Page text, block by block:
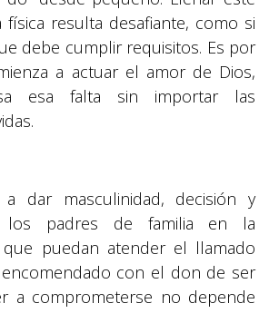
física resulta desafiante, como si
debe cumplir requisitos. Es por
a actuar el amor de Dios,
esa falta sin importar las
a dar masculinidad, decisión y
los padres de familia en la
que puedan atender el llamado
con el don de ser
a comprometerse no depende